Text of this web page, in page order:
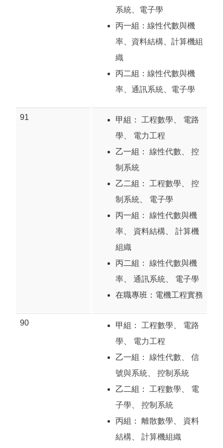
系統
電子學
丙一組： 線性代數與機
率
資料結構
計算機組
織
丙二組： 線性代數與機
率
通訊系統 電子學
91 甲組： 工程數學
電路
學
電力工程
乙一組： 線性代數
控
制系統
乙二組： 工程數學
控
制系統
電子學
丙一組： 線性代數與機
率
資料結構
計算機
組織
丙二組： 線性代數與機
率
通訊系統
電子學
在職專班： 電機工程實務
90 甲組： 工程數學
電路
學
電力工程
乙一組： 線性代數
信
號與系統
控制系統
乙二組： 工程數學
電
子學
控制系統
丙組： 離散數學
資料
結構
計算機組織